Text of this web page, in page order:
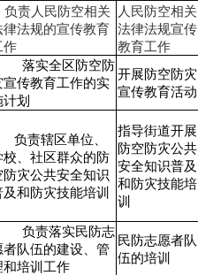
负责人民防空相关
律法规的宣传教育
作
人民防空相关
法律法规宣传
教育工作
实全区防空防
宣传教育工作的实
计划
开展防空防灾
宣传教育活动
责辖区单位、
校、社区群众的防
防灾公共安全知识
及和防灾技能培训
指导街道开展
防空防灾公共
安全知识普及
和防灾技能培
训
责落实民防志
者队伍的建设、管
和培训工作
民防志愿者队
伍的培训